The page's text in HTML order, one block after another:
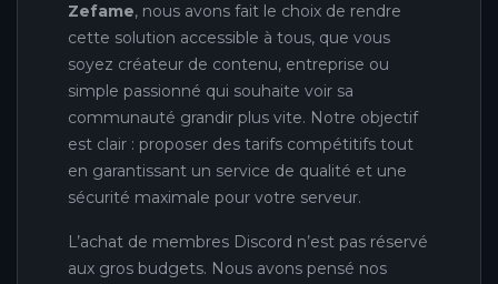
Zefame, nous avons fait le choix de rendre
cette solution accessible à tous, que vous
soyez créateur de contenu, entreprise ou
simple passionné qui souhaite voir sa
communauté grandir plus vite. Notre objectif
est clair : proposer des tarifs compétitifs tout
en garantissant un service de qualité et une
sécurité maximale pour votre serveur.
L’achat de membres Discord n’est pas réservé
aux gros budgets. Nous avons pensé nos